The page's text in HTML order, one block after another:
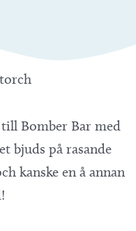
Bomber Bar med
bjuds på rasande
kanske en å annan